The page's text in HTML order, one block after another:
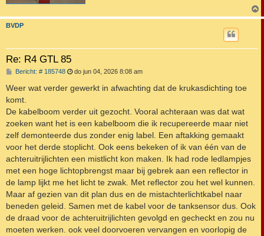
BVDP
Re: R4 GTL 85
Bericht: # 185748B
r
h
t
do jun 04, 2026 8:08 am
Weer wat verder gewerkt in afwachting dat de krukasdichting toe
komt.
De kabelboom verder uit gezocht. Vooral achteraan was dat wat
zoeken want het is een kabelboom die ik recupereerde maar niet
zelf demonteerde dus zonder enig label. Een aftakking gemaakt
voor het derde stoplicht. Ook eens bekeken of ik van één van de
achteruitrijlichten een mistlicht kon maken. Ik had rode ledlampjes
met een hoge lichtopbrengst maar bij gebrek aan een reflector in
de lamp lijkt me het licht te zwak. Met reflector zou het wel kunnen.
Maar af gezien van dit plan dus en de mistachterlichtkabel naar
beneden geleid. Samen met de kabel voor de tanksensor dus. Ook
de draad voor de achteruitrijlichten gevolgd en gecheckt en zou nu
moeten werken. ook veel doorvoeren vervangen en voorlopig de